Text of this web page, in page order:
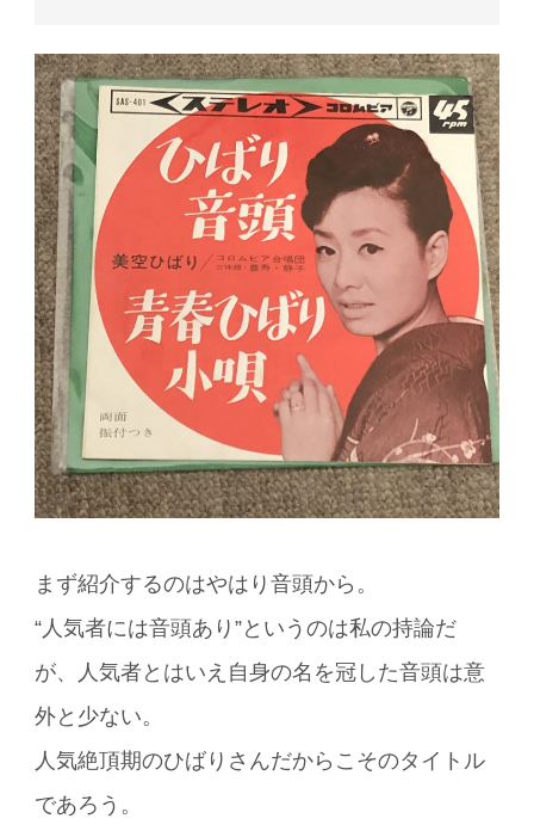
まず紹介するのはやはり音頭から。
“人気者には音頭あり”というのは私の持論だ
が、人気者とはいえ自身の名を冠した音頭は意
外と少ない。
人気絶頂期のひばりさんだからこそのタイトル
であろう。